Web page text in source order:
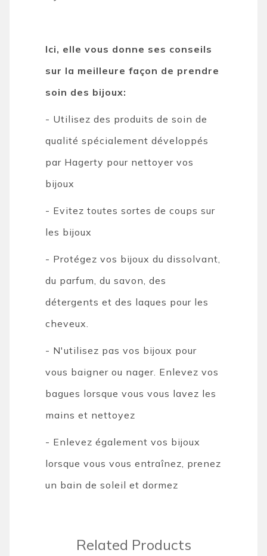
Ici, elle vous donne ses conseils
sur la meilleure façon de prendre
soin des bijoux:
- Utilisez des produits de soin de
qualité spécialement développés
par Hagerty pour nettoyer vos
bijoux
- Evitez toutes sortes de coups sur
les bijoux
- Protégez vos bijoux du dissolvant,
du parfum, du savon, des
détergents et des laques pour les
cheveux.
- N'utilisez pas vos bijoux pour
vous baigner ou nager. Enlevez vos
bagues lorsque vous vous lavez les
mains et nettoyez
- Enlevez également vos bijoux
lorsque vous vous entraînez, prenez
un bain de soleil et dormez
Related Products